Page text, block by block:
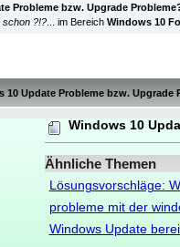
Probleme bzw. Upgrade
schon ?!? ... im BereichWindows 10
10 Update Probleme bzw. Upgrade
Windows 10
Ähnliche Themen
Lösungsvorschläge:
probleme mit der
Windows Update